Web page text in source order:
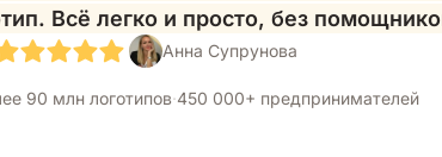
Всё легко и просто, без
Анна Супрунова
90 млн логотипов·450 000+ предпринимателей